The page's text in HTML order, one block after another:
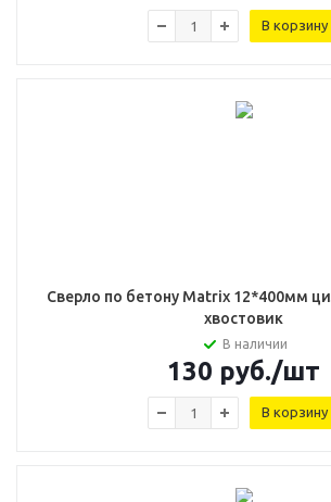
В корзину
Сверло по бетону Matrix 12*400мм
хвостовик
В наличии
130 руб./шт
В корзину